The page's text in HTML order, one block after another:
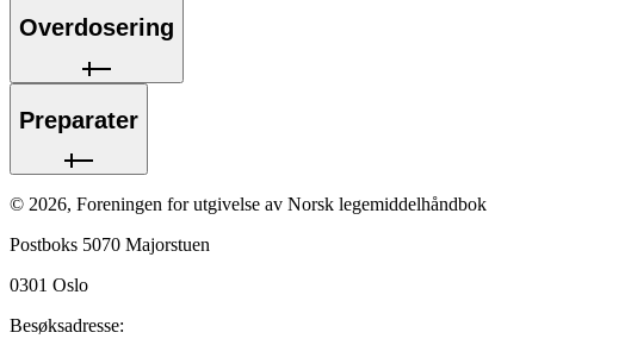
Overdosering
Preparater
© 2026, Foreningen for utgivelse av Norsk legemiddelhåndbok
Postboks 5070 Majorstuen
0301 Oslo
Besøksadresse: